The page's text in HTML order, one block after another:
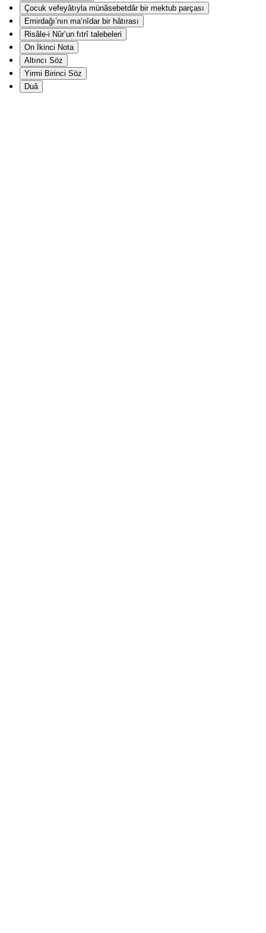
Çocuk vefeyâtıyla münâsebetdâr bir mektub parçası
Emirdağı’nın ma‘nîdar bir hâtırası
Risâle-i Nûr’un fıtrî talebeleri
On İkinci Nota
Altıncı Söz
Yirmi Birinci Söz
Duâ